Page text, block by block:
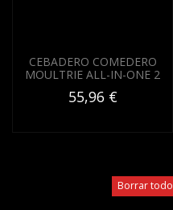
CEBADERO COMEDERO
MOULTRIE ALL-IN-ONE 2
55,96 €
Borrar todo